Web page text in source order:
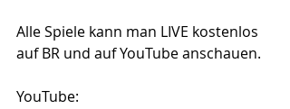
Alle Spiele kann man LIVE kostenlos
auf BR und auf YouTube anschauen.
YouTube: